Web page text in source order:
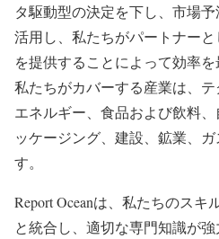
タ駆動型の決定を下し、市場
活用し、私たちがパートナー
を提供することによって効率を
私たちがカバーする産業は、テ
エネルギー、食品および飲料
ッケージング、建設、鉱業、
す。
Report Oceanは、私たちのス
と統合し、適切な専門知識が